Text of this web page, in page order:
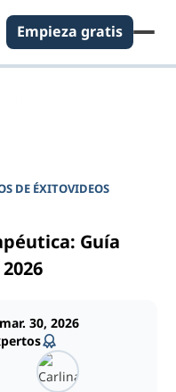
Empieza gratis
DE ÉXITOVIDEOS
Guía
mar. 30, 2026